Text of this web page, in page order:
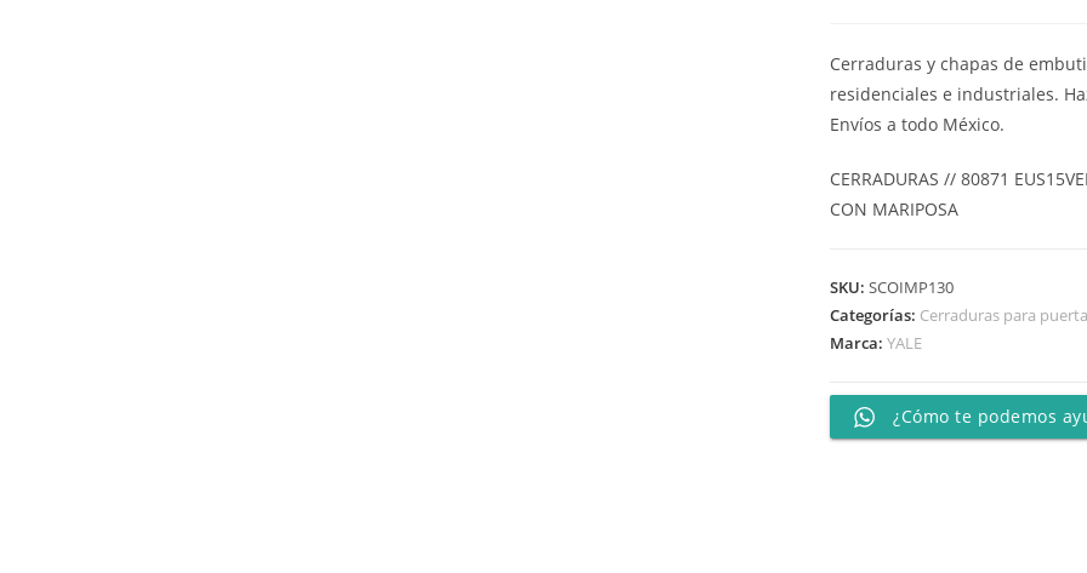
Cerraduras y chapas de
residenciales e industriales.
Envíos a todo México.
CERRADURAS // 80871
CON MARIPOSA
SKU:SCOIMP130
Categorías: Cerraduras para
Marca:YALE
¿Cómo te podemos